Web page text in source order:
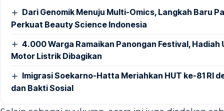
Dari Genomik Menuju Multi-Omics, Langkah Baru
Perkuat Beauty Science Indonesia
4.000 Warga Ramaikan Panongan Festival, Hadiah
Motor Listrik Dibagikan
Imigrasi Soekarno-Hatta Meriahkan HUT ke-81 RI
dan Bakti Sosial